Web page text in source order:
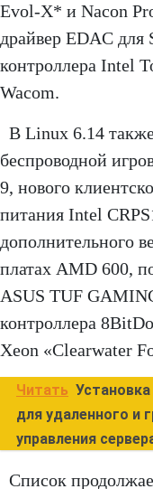
Evol-X* и Nacon
драйвер EDAC для
контроллера Intel
Wacom.
В Linux 6.14
беспроводной
9, нового
питания Intel
дополнительного
платах AMD 600,
ASUS TUF
контроллера
Xeon «Clearwater
Читать
для удаленного и
управления
Список